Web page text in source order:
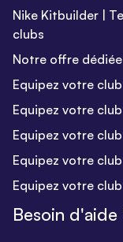
Nike Kitbuilder |
clubs
Notre offre
Equipez votre
Equipez votre
Equipez votre
Equipez votre
Equipez votre
Besoin d'aide